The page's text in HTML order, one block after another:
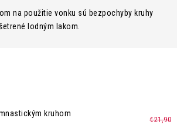
na použitie vonku sú bezpochyby kruhy
lodným lakom.
kruhom
€21,90